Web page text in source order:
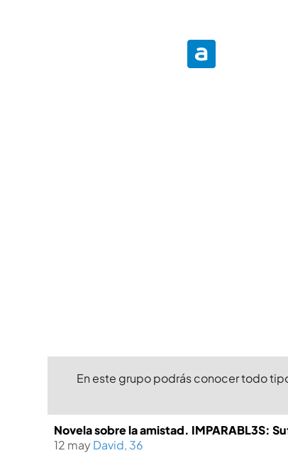
En este grupo podrás conocer todo
Novela sobre la amistad. IMPARABL3S:
12 mayDavid, 36